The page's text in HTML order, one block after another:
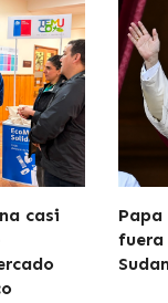
casi
fuera